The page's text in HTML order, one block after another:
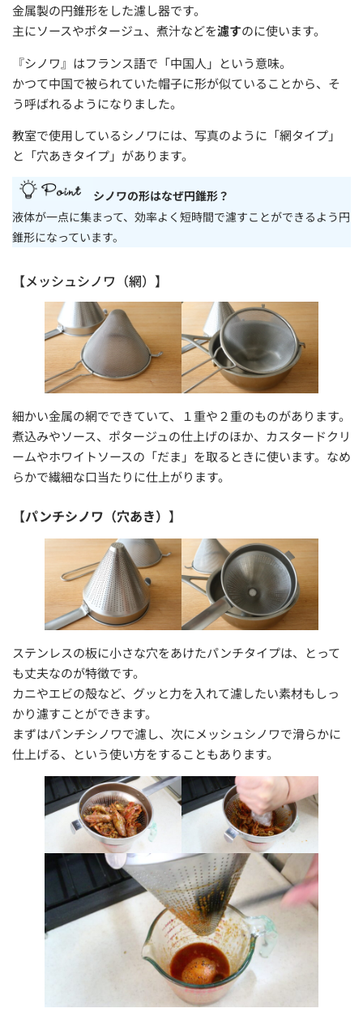
金属製の円錐形をした濾し器です。
主にソースやポタージュ、煮汁などを濾すのに使います。
『シノワ』はフランス語で「中国人」という意味。
かつて中国で被られていた帽子に形が似ていることから、そ
う呼ばれるようになりました。
教室で使用しているシノワには、写真のように「網タイプ」
と「穴あきタイプ」があります。
シノワの形はなぜ円錐形？
液体が一点に集まって、効率よく短時間で濾すことができるよう円
錐形になっています。
【メッシュシノワ（網）】
細かい金属の網でできていて、１重や２重のものがあります。
煮込みやソース、ポタージュの仕上げのほか、カスタードクリ
ームやホワイトソースの「だま」を取るときに使います。なめ
らかで繊細な口当たりに仕上がります。
【パンチシノワ（穴あき） 】
ステンレスの板に小さな穴をあけたパンチタイプは、とって
も丈夫なのが特徴です。
カニやエビの殻など、グッと力を入れて濾したい素材もしっ
かり濾すことができます。
まずはパンチシノワで濾し、次にメッシュシノワで滑らかに
仕上げる、という使い方をすることもあります。